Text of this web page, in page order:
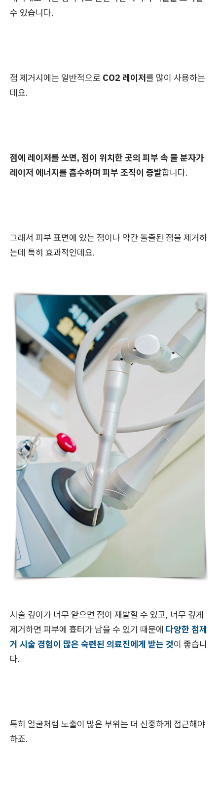
수 있습니다.
점 제거시에는 일반적으로 CO2 레이저를 많이 사용하는
데요.
점에 레이저를 쏘면, 점이 위치한 곳의 피부 속 물 분자가
레이저 에너지를 흡수하며 피부 조직이 증발합니다.
그래서 피부 표면에 있는 점이나 약간 돌출된 점을 제거하
는데 특히 효과적인데요.
시술 깊이가 너무 얕으면 점이 재발할 수 있고, 너무 깊게
제거하면 피부에 흉터가 남을 수 있기 때문에 다양한 점제
거 시술 경험이 많은 숙련된 의료진에게 받는 것이 좋습니
다.
특히 얼굴처럼 노출이 많은 부위는 더 신중하게 접근해야
하죠.